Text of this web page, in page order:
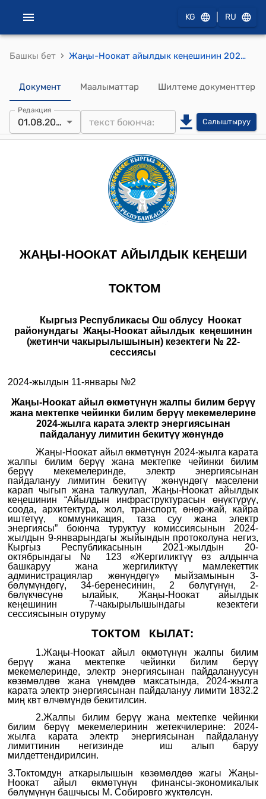
KG RU
Башкы бет › Жаңы-Ноокат айылдык кеңешинин 2024-жылдын 11-январындагы №2 "Жаңы-Ноокат айыл өкмөтүнүн жалпы билим берүү жана мектепке чейинки билим берүү мекемелерине 2024-жылга карата электр энергиясынан пайдалануу лимитин бекитүү жөнүндө" токтому.
Документ Маалыматтар Шилтеме документтер
Редакция
01.08.2024 Салыштыруу